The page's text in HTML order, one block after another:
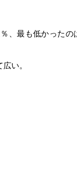
％、最も低かった
い。